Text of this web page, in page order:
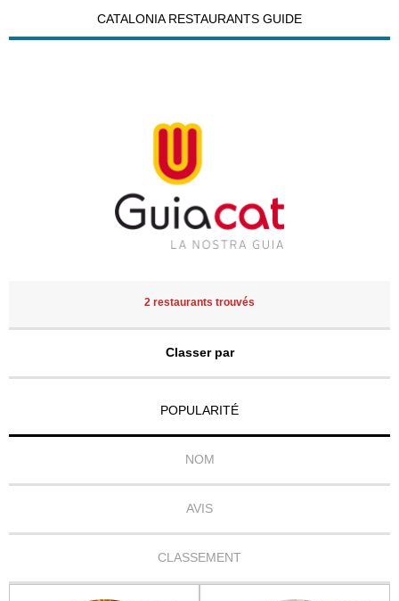
CATALONIA RESTAURANTS GUIDE
2 restaurants trouvés
Classer par
POPULARITÉ
NOM
AVIS
CLASSEMENT